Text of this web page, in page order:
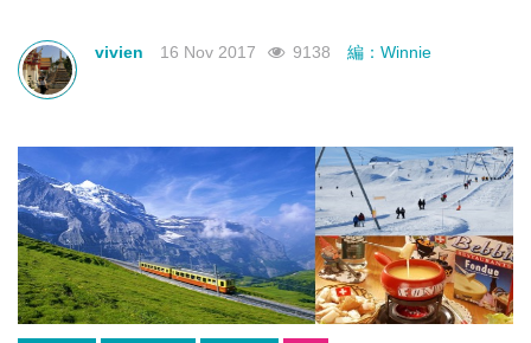
vivien 16 Nov 2017 9138 編：Winnie